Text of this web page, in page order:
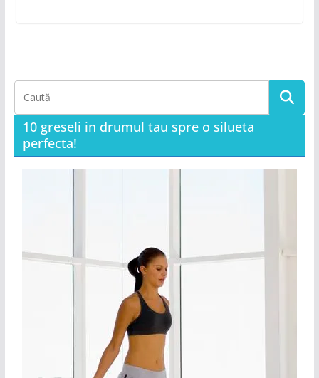
10 greseli in drumul tau spre o silueta
perfecta!